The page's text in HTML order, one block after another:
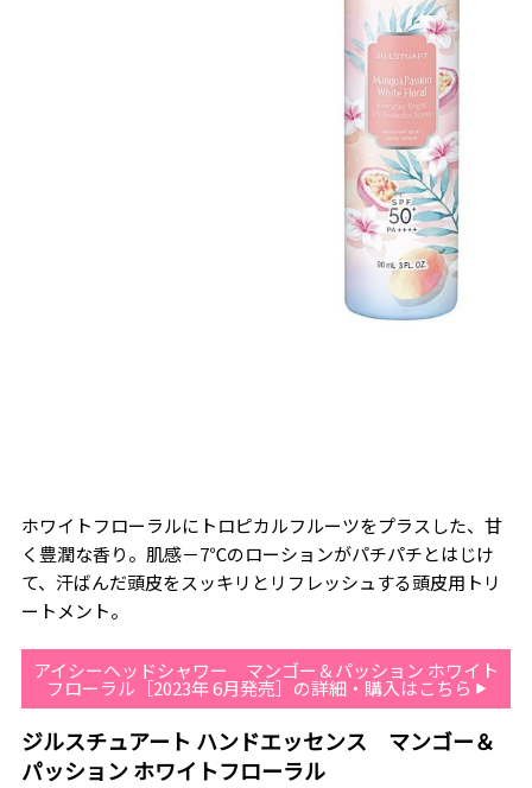
ホワイトフローラルにトロピカルフルーツをプラスした、甘
く豊潤な香り。肌感－7℃のローションがパチパチとはじけ
て、汗ばんだ頭皮をスッキリとリフレッシュする頭皮用トリ
ートメント。
アイシーヘッドシャワー マンゴー＆パッション ホワイト
フローラル［2023年 6月発売］の詳細・購入はこちら
ジルスチュアート ハンドエッセンス マンゴー＆
パッション ホワイトフローラル